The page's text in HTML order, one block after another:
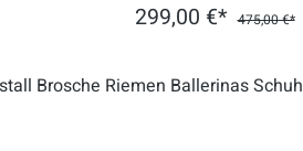
299,00 €* 475,00 €*